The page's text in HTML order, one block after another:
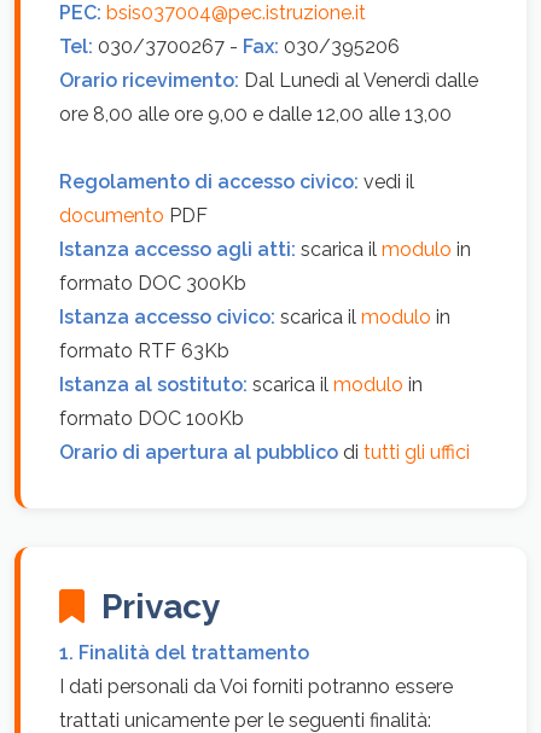
PEC: bsis037004@pec.istruzione.it
Tel: 030/3700267 - Fax: 030/395206
Orario ricevimento: Dal Lunedì al Venerdì dalle
ore 8,00 alle ore 9,00 e dalle 12,00 alle 13,00
Regolamento di accesso civico: vedi il
documento PDF
Istanza accesso agli atti: scarica il modulo in
formato DOC 300Kb
Istanza accesso civico: scarica il modulo in
formato RTF 63Kb
Istanza al sostituto: scarica il modulo in
formato DOC 100Kb
Orario di apertura al pubblico di tutti gli uffici
Privacy
1. Finalità del trattamento
I dati personali da Voi forniti potranno essere
trattati unicamente per le seguenti finalità: